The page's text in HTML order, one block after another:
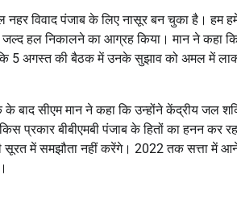
नहर विवाद पंजाब के लिए नासूर बन चुका है।
हल निकालने का आग्रह किया। मान ने कहा
5 अगस्त की बैठक में उनके सुझाव को अमल में
बाद सीएम मान ने कहा कि उन्होंने केंद्रीय जल
प्रकार बीबीएमबी पंजाब के हितों का हनन
सूरत में समझौता नहीं करेंगे। 2022 तक सत्ता में